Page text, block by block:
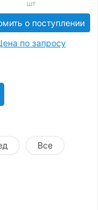
шт
о поступлении
по запросу
Все